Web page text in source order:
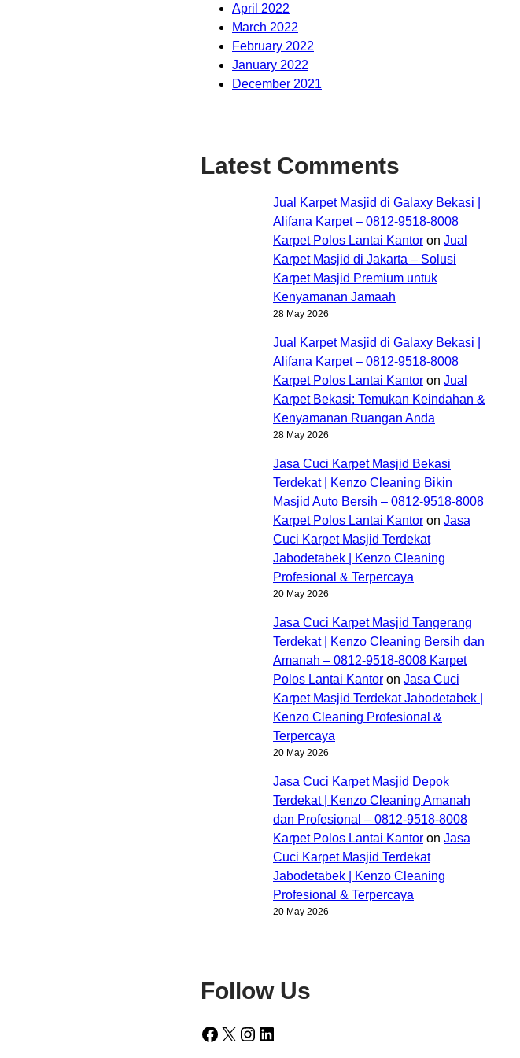
April 2022
March 2022
February 2022
January 2022
December 2021
Latest Comments
Jual Karpet Masjid di Galaxy Bekasi |
Alifana Karpet – 0812-9518-8008
Karpet Polos Lantai Kantor on Jual
Karpet Masjid di Jakarta – Solusi
Karpet Masjid Premium untuk
Kenyamanan Jamaah
28 May 2026
Jual Karpet Masjid di Galaxy Bekasi |
Alifana Karpet – 0812-9518-8008
Karpet Polos Lantai Kantor on Jual
Karpet Bekasi: Temukan Keindahan &
Kenyamanan Ruangan Anda
28 May 2026
Jasa Cuci Karpet Masjid Bekasi
Terdekat | Kenzo Cleaning Bikin
Masjid Auto Bersih – 0812-9518-8008
Karpet Polos Lantai Kantor on Jasa
Cuci Karpet Masjid Terdekat
Jabodetabek | Kenzo Cleaning
Profesional & Terpercaya
20 May 2026
Jasa Cuci Karpet Masjid Tangerang
Terdekat | Kenzo Cleaning Bersih dan
Amanah – 0812-9518-8008 Karpet
Polos Lantai Kantor on Jasa Cuci
Karpet Masjid Terdekat Jabodetabek |
Kenzo Cleaning Profesional &
Terpercaya
20 May 2026
Jasa Cuci Karpet Masjid Depok
Terdekat | Kenzo Cleaning Amanah
dan Profesional – 0812-9518-8008
Karpet Polos Lantai Kantor on Jasa
Cuci Karpet Masjid Terdekat
Jabodetabek | Kenzo Cleaning
Profesional & Terpercaya
20 May 2026
Follow Us
Facebook X Instagram LinkedIn